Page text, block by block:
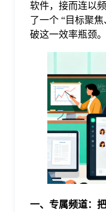
常
软件，接而连以
了一个 “目标聚
破这一效率瓶颈。
一、专属频道：